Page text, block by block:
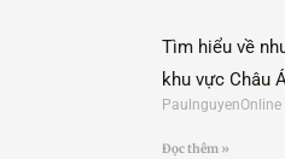
Tìm hiểu về
khu vực Châu
PaulnguyenOnline
Đọc thêm »